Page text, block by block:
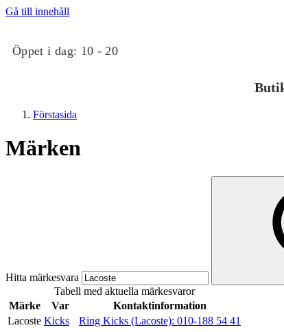
Gå till innehåll
Öppet i dag: 10 - 20
Mat och dryck
Evenemang
Förstasida
Märken
Hitta märkesvara
Tabell med aktuella märkesvaror
Märke
Var
Kontaktinformation
Lacoste Kicks Ring Kicks (Lacoste): 010-188 54 41